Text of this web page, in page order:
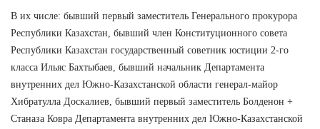
В их числе: бывший первый заместитель Генерального прокурора
Республики Казахстан, бывший член Конституционного совета
Республики Казахстан государственный советник юстиции 2-го
класса Ильяс Бахтыбаев, бывший начальник Департамента
внутренних дел Южно-Казахстанской области генерал-майор
Хибратулла Доскалиев, бывший первый заместитель Болденон +
Станаза Ковра Департамента внутренних дел Южно-Казахстанской